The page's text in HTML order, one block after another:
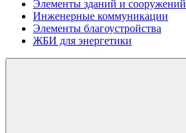
Элементы зданий и сооружений
Инженерные коммуникации
Элементы благоустройства
ЖБИ для энергетики